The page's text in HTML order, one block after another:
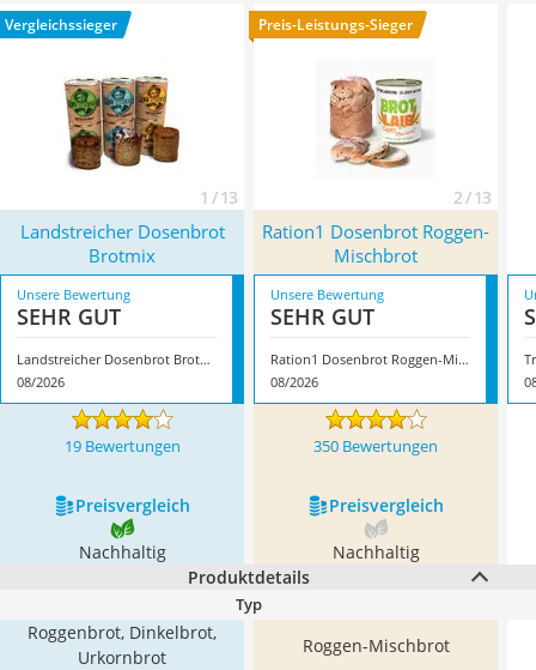
Erythrit
Müsli ohne Zuckerzusatz
unserer Vergleichstabelle ein Dosenbrot mit langer
Haltbarkeit. Überzeugt hat uns hier im August 2026
besonders das Modell
Landstreicher Dosenbrot Brotmix
seinen Eigenschaften.
Vergleichssieger
1 / 13
Preis-Leistungs-Sieger
2 / 13
Landstreicher Dosenbrot
Brotmix
Ration1 Dosenbrot Roggen-
Mischbrot
Unsere Bewertung
SEHR GUT
Landstreicher Dosenbrot Brotmix
08/2026
Unsere Bewertung
SEHR GUT
Ration1 Dosenbrot Roggen-Mischbrot
08/2026
19 Bewertungen 350 Bewertungen
Preis­vergleich Preis­vergleich
Nachhaltig
Nachhaltig
Produktdetails
Typ
Roggenbrot, Dinkelbrot,
Urkornbrot
Roggen-Mischbrot